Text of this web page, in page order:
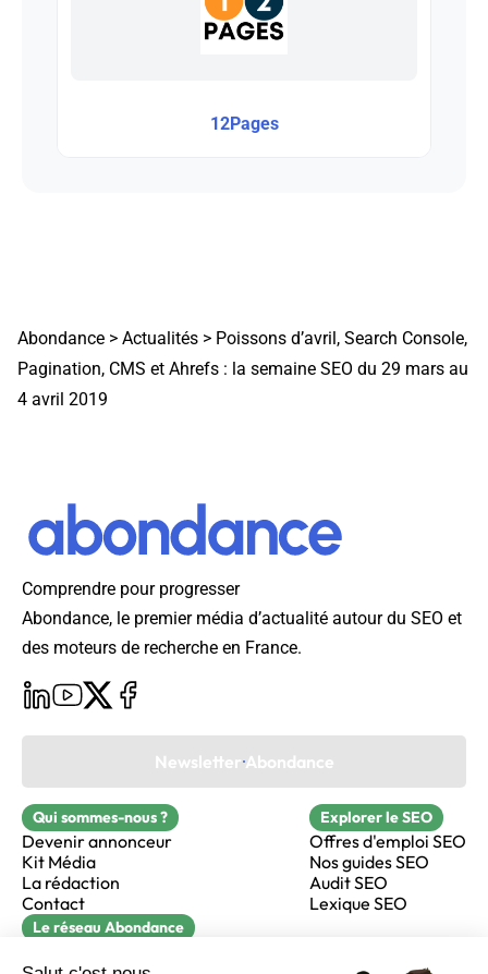
12Pages
Abondance > Actualités > Poissons d’avril, Search Console,
Pagination, CMS et Ahrefs : la semaine SEO du 29 mars au
4 avril 2019
Comprendre pour progresser
Abondance, le premier média d’actualité autour du SEO et
des moteurs de recherche en France.
Newsletter Abondance
Qui sommes-nous ?
Devenir annonceur
Kit Média
La rédaction
Contact
Explorer le SEO
Offres d'emploi SEO
Nos guides SEO
Audit SEO
Lexique SEO
Le réseau Abondance